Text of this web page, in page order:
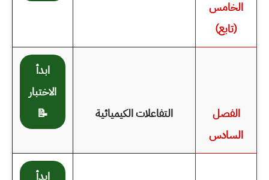
الخامس
(تابع)
الفصل
السادس
التفاعلات الكيميائية
ابدأ
الاختبار
📝
ابدأ